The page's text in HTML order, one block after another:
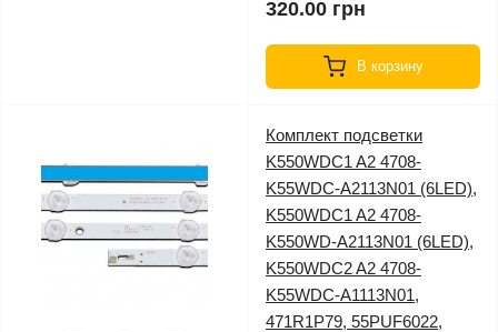
320.00 грн
В корзину
Комплект подсветки
K550WDC1 A2 4708-
K55WDC-A2113N01 (6LED),
K550WDC1 A2 4708-
K550WD-A2113N01 (6LED),
K550WDC2 A2 4708-
K55WDC-A1113N01,
471R1P79, 55PUF6022,